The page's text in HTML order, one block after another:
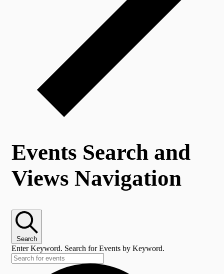
Events Search and
Views Navigation
Search
Enter Keyword. Search for Events by Keyword.